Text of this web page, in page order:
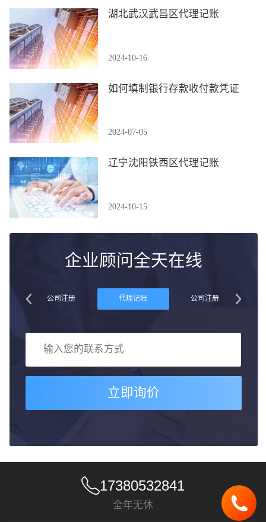
湖北武汉武昌区代理记账
2024-10-16
如何填制银行存款收付款凭证
2024-07-05
辽宁沈阳铁西区代理记账
2024-10-15
企业顾问全天在线
公司注册 代理记账 公司注册
立即询价
17380532841
全年无休